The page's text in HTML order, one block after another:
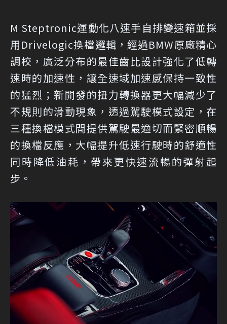
M Steptronic運動化八速手自排變速箱並採
用Drivelogic換檔邏輯，經過BMW原廠精心
調校，廣泛分布的最佳齒比設計強化了低轉
速時的加速性，讓全速域加速感保持一致性
的猛烈；新開發的扭力轉換器更大幅減少了
不規則的滑動現象，透過駕駛模式設定，在
三種換檔模式間提供駕駛最適切而緊密順暢
的換檔反應，大幅提升低速行駛時的舒適性
同時降低油耗，帶來更快速流暢的彈射起
步。